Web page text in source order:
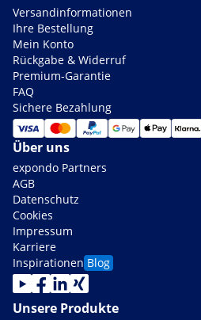
Versandinformationen
Ihre Bestellung
Mein Konto
Rückgabe & Widerruf
Premium-Garantie
FAQ
Sichere Bezahlung
Über uns
expondo Partners
AGB
Datenschutz
Cookies
Impressum
Karriere
Inspirationen Blog
Unsere Produkte